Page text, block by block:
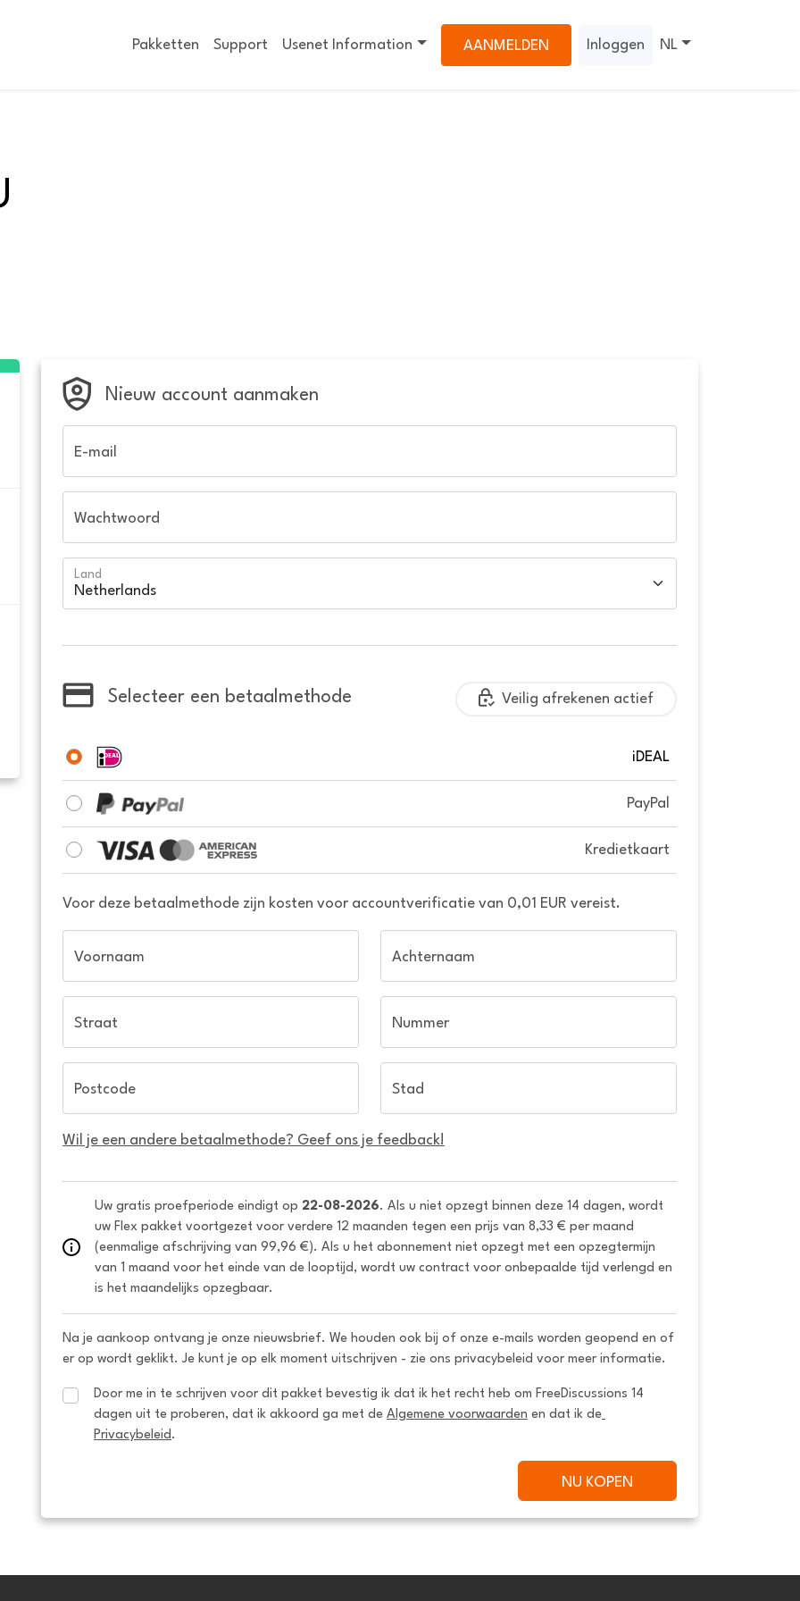
Pakketten Support Usenet Information AANMELDEN Inloggen NL
Nieuw account aanmaken
E-mail
Wachtwoord
Land
Selecteer een betaalmethode Veilig afrekenen actief
iDEAL
PayPal
Kredietkaart
Voor deze betaalmethode zijn kosten voor accountverificatie van 0,01 EUR vereist.
Voornaam Achternaam
Straat Nummer
Postcode Stad
Wil je een andere betaalmethode? Geef ons je feedback!
Uw gratis proefperiode eindigt op 22-08-2026. Als u niet opzegt binnen deze 14 dagen, wordt
uw Flex pakket voortgezet voor verdere 12 maanden tegen een prijs van 8,33 € per maand
(eenmalige afschrijving van 99,96 €). Als u het abonnement niet opzegt met een opzegtermijn
van 1 maand voor het einde van de looptijd, wordt uw contract voor onbepaalde tijd verlengd en
is het maandelijks opzegbaar.
Na je aankoop ontvang je onze nieuwsbrief. We houden ook bij of onze e-mails worden geopend en of
er op wordt geklikt. Je kunt je op elk moment uitschrijven - zie ons privacybeleid voor meer informatie.
Door me in te schrijven voor dit pakket bevestig ik dat ik het recht heb om FreeDiscussions 14
dagen uit te proberen, dat ik akkoord ga met de Algemene voorwaarden en dat ik de
Privacybeleid .
NU KOPEN